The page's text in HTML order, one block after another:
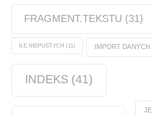
FRAGMENT.TEKSTU (31)
ILE.NIEPUSTYCH (11) IMPORT DANYCH
INDEKS (41)